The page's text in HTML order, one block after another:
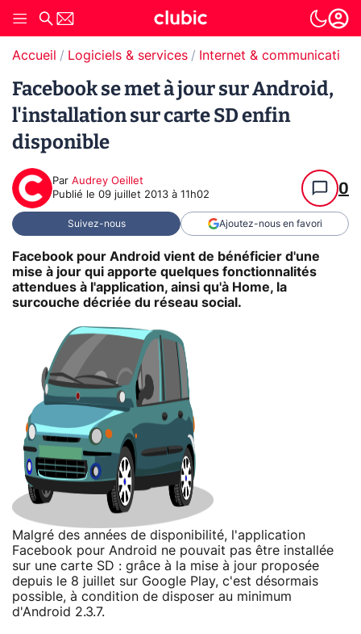
Accueil Logiciels & services Internet & communication
Facebook se met à jour sur Android,
l'installation sur carte SD enfin
disponible
Par Audrey Oeillet
Publié le 09 juillet 2013 à 11h02 0
Suivez-nous Ajoutez-nous en favori
Facebook pour Android vient de bénéficier d'une
mise à jour qui apporte quelques fonctionnalités
attendues à l'application, ainsi qu'à Home, la
surcouche décriée du réseau social.
Malgré des années de disponibilité, l'application
Facebook pour Android ne pouvait pas être installée
sur une carte SD : grâce à la mise à jour proposée
depuis le 8 juillet sur Google Play, c'est désormais
possible, à condition de disposer au minimum
d'Android 2.3.7.